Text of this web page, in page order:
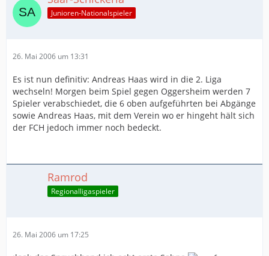
Junioren-Nationalspieler
26. Mai 2006 um 13:31
Es ist nun definitiv: Andreas Haas wird in die 2. Liga
wechseln! Morgen beim Spiel gegen Oggersheim werden 7
Spieler verabschiedet, die 6 oben aufgeführten bei Abgänge
sowie Andreas Haas, mit dem Verein wo er hingeht hält sich
der FCH jedoch immer noch bedeckt.
Ramrod
Regionalligaspieler
26. Mai 2006 um 17:25